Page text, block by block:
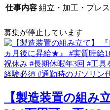
仕事内容 組立・加工・プレ
募集が停止しています
【製造装置の組み